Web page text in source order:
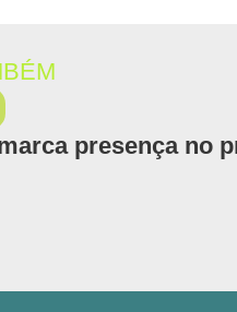
presença no